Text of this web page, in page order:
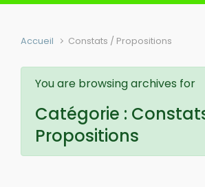
Accueil Constats / Propositions
You are browsing archives for
Catégorie :
Propositions